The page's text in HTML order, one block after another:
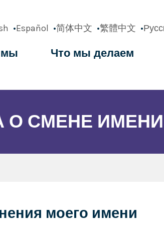
Español 简体中文 繁體中文
мы Что мы делаем
О СМЕНЕ
моего имени